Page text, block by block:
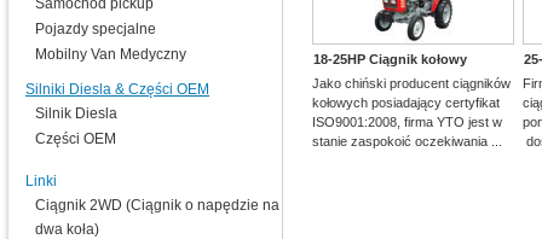
18-25HP Ciągnik kołowy
Jako chiński producent ciągników
kołowych posiadający certyfikat
ISO9001:2008, firma YTO jest w
stanie zaspokoić oczekiwania ...
Samochód pickup
Pojazdy specjalne
Mobilny Van Medyczny
Silniki Diesla & Części OEM
Silnik Diesla
Części OEM
Linki
Ciągnik 2WD (Ciągnik o napędzie na
dwa koła)